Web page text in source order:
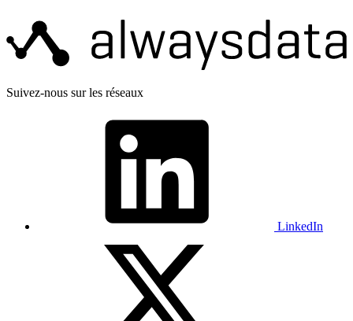
Suivez-nous sur les réseaux
LinkedIn